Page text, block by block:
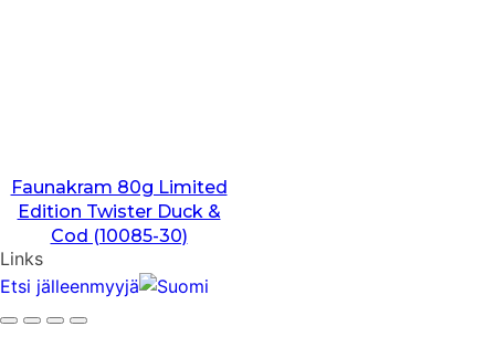
Faunakram 80g Limited
Edition Twister Duck &
Cod (10085-30)
Links
Etsi jälleenmyyjä